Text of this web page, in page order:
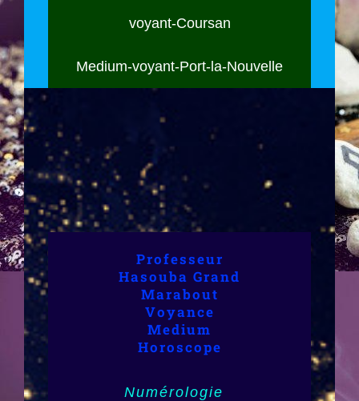
voyant-Coursan
Medium-voyant-Port-la-Nouvelle
Professeur
Hasouba Grand
Marabout
Voyance
Medium
Horoscope
Numérologie
Voyant,
Marabout,
Medium,
Voyance,
Vaudou,Africain,
Astrologie
Horoscope
Lille (59), Nord,
Nord-Pas-de-
Calais,
Martinique
(972),
(971), la Réunion